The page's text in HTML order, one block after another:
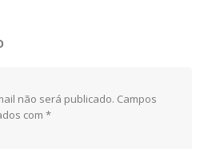
não será publicado. Campos
com *